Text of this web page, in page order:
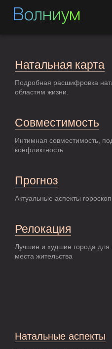
Волниум
Натальная карта
Подробная расшифровка
областям жизни.
Совместимость
Интимная совместимость,
конфликтность
Прогноз
Актуальные аспекты
Релокация
Лучшие и худшие города для
места жительства
Натальные аспекты